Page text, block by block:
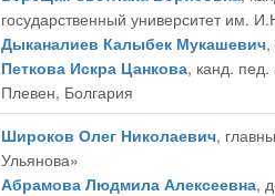
государственный университет им.
Дыканалиев Калыбек Мукашевич,
Петкова Искра Цанкова, канд.
Плевен, Болгария
Широков Олег Николаевич,
Ульянова»
Абрамова Людмила Алексеевна,